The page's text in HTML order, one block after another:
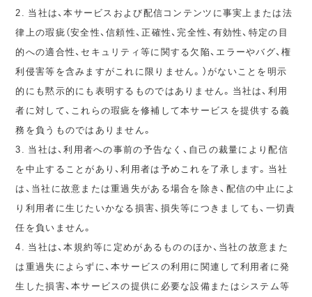
2. 当社は、本サービスおよび配信コンテンツに事実上または法
律上の瑕疵（安全性、信頼性、正確性、完全性、有効性、特定の目
的への適合性、セキュリティ等に関する欠陥、エラーやバグ、権
利侵害等を含みますがこれに限りません。）がないことを明示
的にも黙示的にも表明するものではありません。当社は、利用
者に対して、これらの瑕疵を修補して本サービスを提供する義
務を負うものではありません。
3. 当社は、利用者への事前の予告なく、自己の裁量により配信
を中止することがあり、利用者は予めこれを了承します。当社
は、当社に故意または重過失がある場合を除き、配信の中止によ
り利用者に生じたいかなる損害、損失等につきましても、一切責
任を負いません。
4. 当社は、本規約等に定めがあるもののほか、当社の故意また
は重過失によらずに、本サービスの利用に関連して利用者に発
生した損害、本サービスの提供に必要な設備またはシステム等